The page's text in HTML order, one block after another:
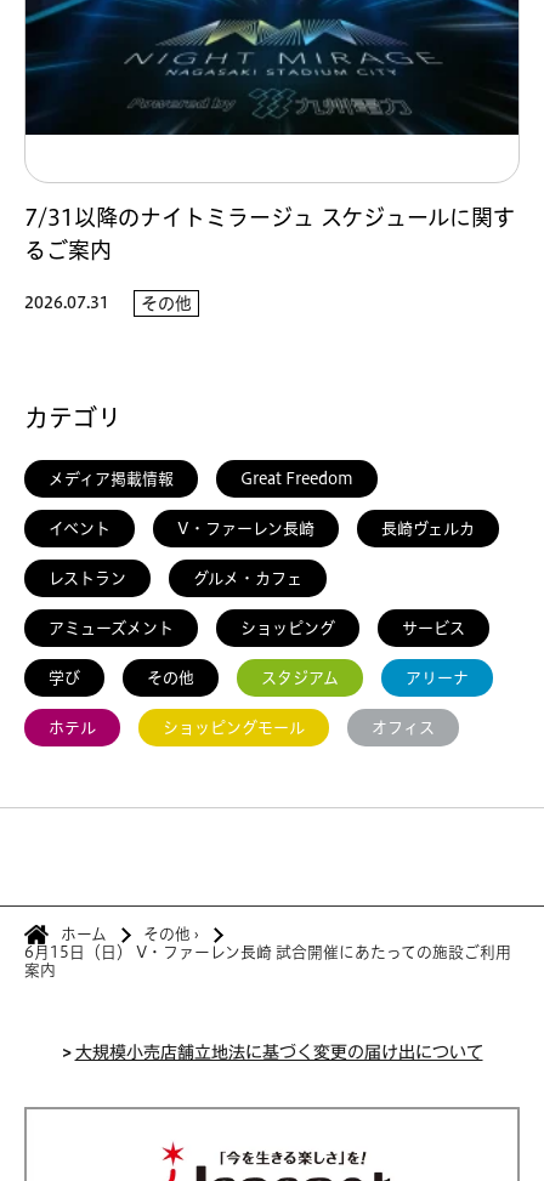
7/31以降のナイトミラージュ スケジュールに関す
るご案内
2026.07.31 その他
カテゴリ
メディア掲載情報 Great Freedom
イベント V・ファーレン長崎 長崎ヴェルカ
レストラン グルメ・カフェ
アミューズメント ショッピング サービス
学び その他 スタジアム アリーナ
ホテル ショッピングモール オフィス
ホーム その他 ›
6月15日（日） V・ファーレン長崎 試合開催にあたっての施設ご利用
案内
>大規模小売店舗立地法に基づく変更の届け出について